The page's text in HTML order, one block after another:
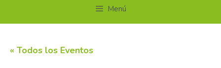
Menú
« Todos los Eventos